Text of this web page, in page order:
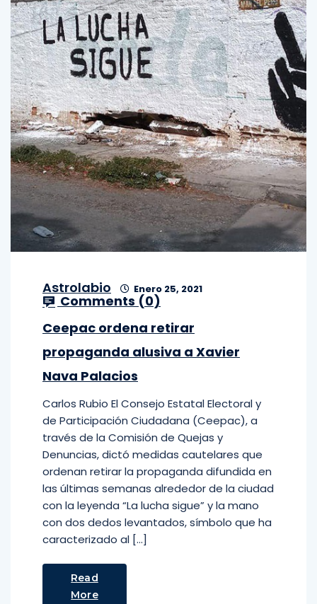
Astrolabio Enero 25, 2021
Comments (0)
Ceepac ordena retirar
propaganda alusiva a Xavier
Nava Palacios
Carlos Rubio El Consejo Estatal Electoral y
de Participación Ciudadana (Ceepac), a
través de la Comisión de Quejas y
Denuncias, dictó medidas cautelares que
ordenan retirar la propaganda difundida en
las últimas semanas alrededor de la ciudad
con la leyenda “La lucha sigue” y la mano
con dos dedos levantados, símbolo que ha
caracterizado al […]
Read
More